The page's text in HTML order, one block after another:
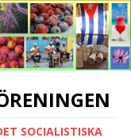
SOCIALISTISKA